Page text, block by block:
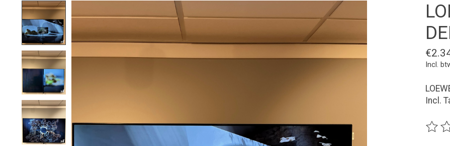
Product image slideshow Items
Incl.
Incl.
De